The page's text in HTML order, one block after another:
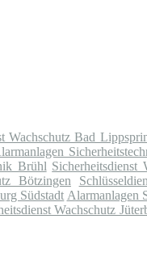
Wachschutz Bad
Brühl Sicherheitsdienst
Bötzingen
Südstadt Alarmanlagen
Wachschutz